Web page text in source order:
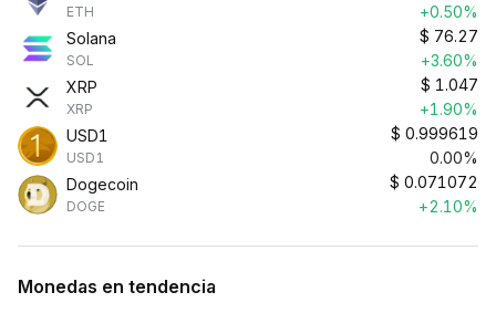
ETH
+0.50%
Solana
SOL
$ 76.27
+3.60%
XRP
XRP
$ 1.047
+1.90%
USD1
USD1
$ 0.999619
0.00%
Dogecoin
DOGE
$ 0.071072
+2.10%
Monedas en tendencia